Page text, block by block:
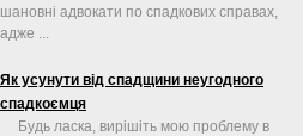
шановні адвокати по спадкових справах,
адже ...
Як усунути від спадщини неугодного
спадкоємця
Будь ласка, вирішіть мою проблему в